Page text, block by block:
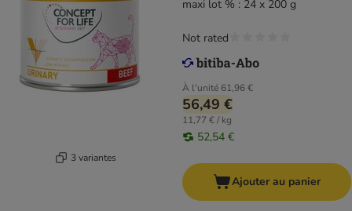
3 variantes
maxi lot % : 24 x 200 g
À l'unité 61,96 €
56,49 €
11,77 € / kg
52,54 €
Not rated
Ajouter au panier